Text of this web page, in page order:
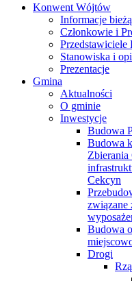
Konwent Wójtów
Informacje
Członkowie i
Przedstawiciele
Stanowiska i
Prezentacje
Gmina
Aktualności
O gminie
Inwestycje
Budowa
Budowa
Cekcyn
związane
Budowa
Drogi